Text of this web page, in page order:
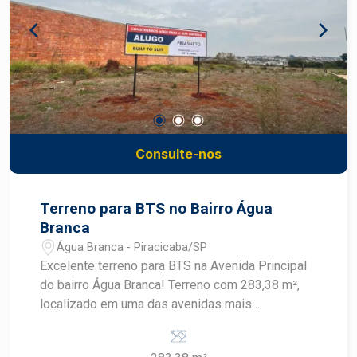
valorizadas de Piracicaba Esta residência reúne
elegância, funcionalidade e uma excelente
localização no condomínio Villa D`Aquila,
proporcionando um estilo de vida exclusivo no
bairro planejado Reserva Jequitibá, em
Piracicaba. Frias Neto Consultoria de Imóveis,
mais de 37 anos no mercado imobiliário de
Consulte-nos
Terreno para BTS no Bairro Água
Branca
Água Branca - Piracicaba/SP
Excelente terreno para BTS na Avenida Principal
do bairro Água Branca! Terreno com 283,38 m²,
localizado em uma das avenidas mais
comércios, e com alto fluxo de veículos e